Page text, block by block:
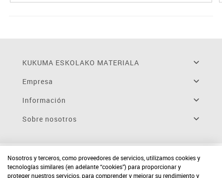
KUKUMA ESKOLAKO MATERIALA
Empresa
Información
Sobre nosotros
Nosotros y terceros, como proveedores de servicios, utilizamos cookies y
tecnologías similares (en adelante “cookies”) para proporcionar y
proteger nuestros servicios, para comprender y mejorar su rendimiento y